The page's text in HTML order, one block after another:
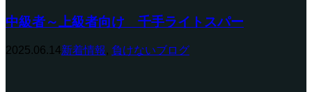
中級者～上級者向け 千手ライトスパー
2025.06.14新着情報 , 負けないブログ